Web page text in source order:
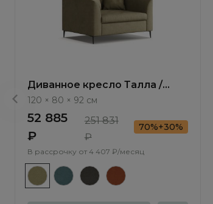
Диванное кресло Талла /
Talla ММ100.12
120 × 80 × 92 см
52 885
₽
251 831
₽
70%+30%
В рассрочку от 4 407 ₽/месяц